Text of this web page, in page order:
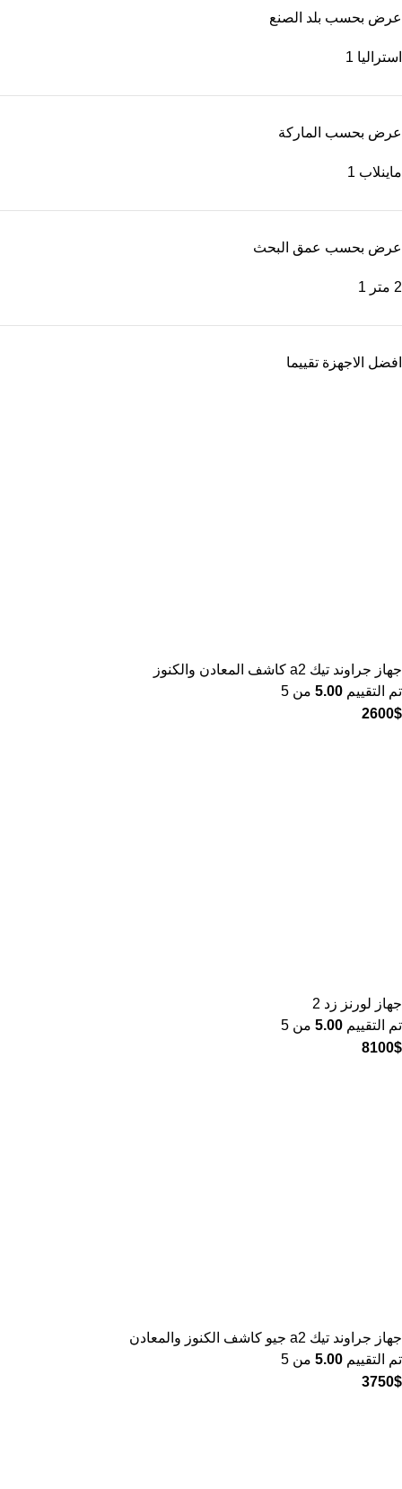
عرض بحسب بلد الصنع
استراليا 1
عرض بحسب الماركة
ماينلاب 1
عرض بحسب عمق البحث
2 متر 1
افضل الاجهزة تقييما
جهاز جراوند تيك a2 كاشف المعادن والكنوز
تم التقييم 5.00 من 5
2600$
جهاز لورنز زد 2
تم التقييم 5.00 من 5
8100$
جهاز جراوند تيك a2 جيو كاشف الكنوز والمعادن
تم التقييم 5.00 من 5
3750$